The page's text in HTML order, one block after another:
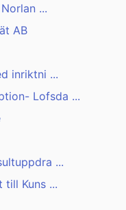
...
AB
inriktni ...
Lofsda ...
...
till Kuns ...